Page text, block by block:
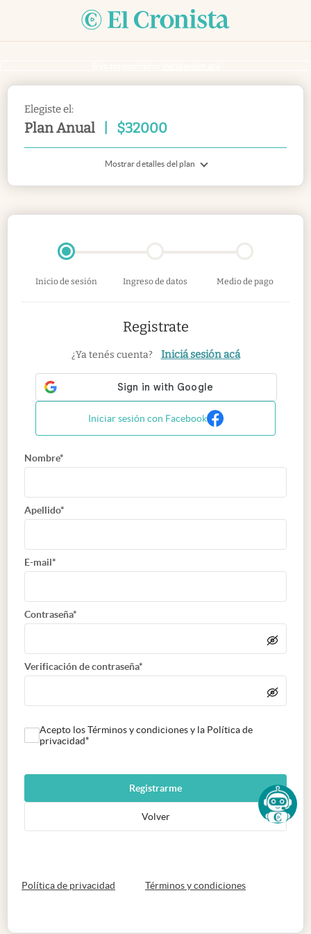
Elegiste el:
Plan Anual $32000
Mostrar detalles del plan
Inicio de sesión Ingreso de datos Medio de pago
Registrate
¿Ya tenés cuenta? Iniciá sesión acá
Iniciar sesión con Facebook
Nombre*
Apellido*
E-mail*
Contraseña*
Verificación de contraseña*
Acepto los Términos y condiciones y la Política de
privacidad*
Registrarme
Volver
Política de privacidad abre en nueva pestaña
Términos y condicionesabre en nueva